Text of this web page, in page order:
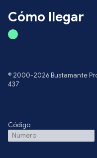
Cómo llegar
© 2000-2026 Bustamante
437
Código